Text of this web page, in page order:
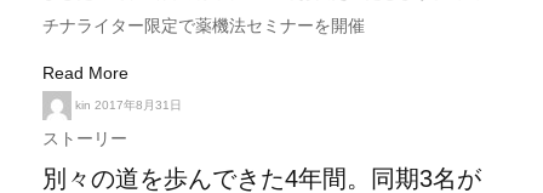
チナライター限定で薬機法セミナーを開催
Read More
kin 2017年8月31日
ストーリー
別々の道を歩んできた4年間。同期3名が